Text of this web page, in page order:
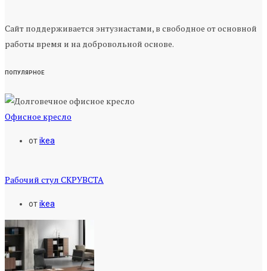
Сайт поддерживается энтузиастами, в свободное от основной
работы время и на добровольной основе.
ПОПУЛЯРНОЕ
Офисное кресло
отikea
Рабочий стул СКРУВСТА
отikea